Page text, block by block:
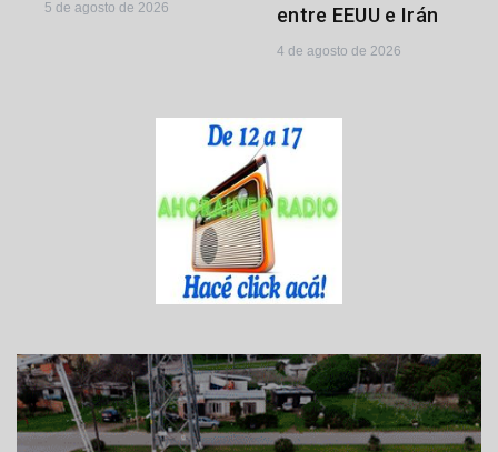
5 de agosto de 2026
entre EEUU e Irán
4 de agosto de 2026